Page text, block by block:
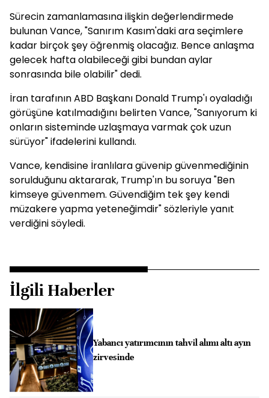
Sürecin zamanlamasına ilişkin değerlendirmede
bulunan Vance, "Sanırım Kasım'daki ara seçimlere
kadar birçok şey öğrenmiş olacağız. Bence anlaşma
gelecek hafta olabileceği gibi bundan aylar
sonrasında bile olabilir" dedi.
İran tarafının ABD Başkanı Donald Trump'ı oyaladığı
görüşüne katılmadığını belirten Vance, "Sanıyorum ki
onların sisteminde uzlaşmaya varmak çok uzun
sürüyor" ifadelerini kullandı.
Vance, kendisine İranlılara güvenip güvenmediğinin
sorulduğunu aktararak, Trump'ın bu soruya "Ben
kimseye güvenmem. Güvendiğim tek şey kendi
müzakere yapma yeteneğimdir" sözleriyle yanıt
verdiğini söyledi.
İlgili Haberler
Yabancı yatırımcının tahvil alımı altı ayın
zirvesinde